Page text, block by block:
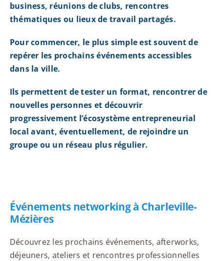
business, réunions de clubs, rencontres
thématiques ou lieux de travail partagés.
Pour commencer, le plus simple est souvent de
repérer les prochains événements accessibles
dans la ville.
Ils permettent de tester un format, rencontrer de
nouvelles personnes et découvrir
progressivement l’écosystème entrepreneurial
local avant, éventuellement, de rejoindre un
groupe ou un réseau plus régulier.
Événements networking à Charleville-
Mézières
Découvrez les prochains événements, afterworks,
déjeuners, ateliers et rencontres professionnelles